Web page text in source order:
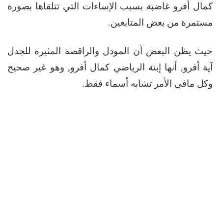
كمال أفرو غاضبة بسبب الإساءات التي تتلقاها بصورة
مستمرة من بعض المتابعين.
حيث يظن البعض أن المودل والراقصة المثيرة للجدل
آية أفرو, أنها إبنة الرياضي كمال أفرو, وهو غير صحيح
وكل مافي الأمر تشابه أسماء فقط.